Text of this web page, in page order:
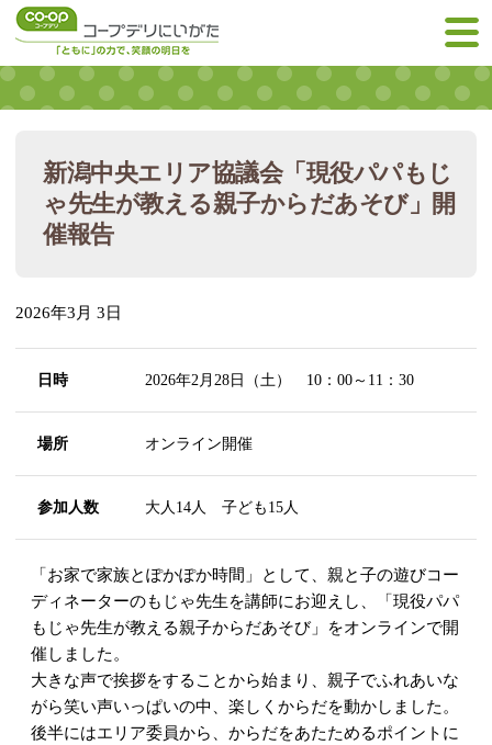
新潟中央エリア協議会「現役パパもじ
ゃ先生が教える親子からだあそび」開
催報告
2026年3月 3日
日時 2026年2月28日（土） 10：00～11：30
場所 オンライン開催
参加人数 大人14人 子ども15人
「お家で家族とぽかぽか時間」として、親と子の遊びコー
ディネーターのもじゃ先生を講師にお迎えし、「現役パパ
もじゃ先生が教える親子からだあそび」をオンラインで開
催しました。
大きな声で挨拶をすることから始まり、親子でふれあいな
がら笑い声いっぱいの中、楽しくからだを動かしました。
後半にはエリア委員から、からだをあたためるポイントに